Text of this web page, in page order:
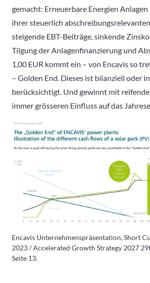
gemacht: Erneuerbare Energien
ihrer steuerlich
steigende EBT-Beiträge, sinkende
Tilgung der Anlagenfinanzierung und
1,00 EUR kommt ein – von Encavis so
– Golden End. Dieses ist bilanziell oder
berücksichtigt. Und gewinnt mit
immer grösseren Einfluss auf das
Encavis Unternehmenspräsentation, Short
2023 / Accelerated Growth Strategy 2027
Seite 13.